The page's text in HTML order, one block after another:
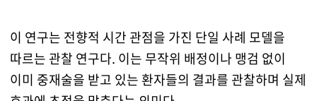
이 연구는 전향적 시간 관점을 가진 단일 사례 모델을
따르는 관찰 연구다. 이는 무작위 배정이나 맹검 없이
이미 중재술을 받고 있는 환자들의 결과를 관찰하며 실제